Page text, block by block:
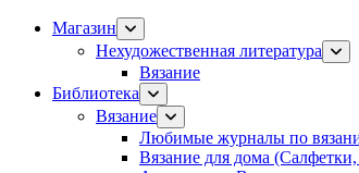
Магазин
Нехудожественная литература
Вязание
Библиотека
Вязание
Любимые журналы по
Вязание для дома